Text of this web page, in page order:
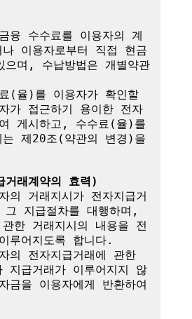
융 수수료를 이용자의 계
나 이용자로부터 직접 현금
며, 수납방법은 개별약관
(율)를 이용자가 확인할
가 접근하기 용이한 전자
게시하고, 수수료(율)를
는 제20조(약관의 변경)을
래계약의 효력)
의 거래지시가 전자지급거
지급절차를 대행하며,
관한 거래지시의 내용을 전
루어지도록 합니다.
의 전자지급거래에 관한
지급거래가 이루어지지 않
금을 이용자에게 반환하여